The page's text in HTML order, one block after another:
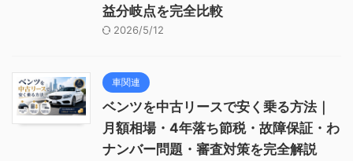
益分岐点を完全比較
2026/5/12
車関連
ベンツを中古リースで安く乗る方法｜
月額相場・4年落ち節税・故障保証・わ
ナンバー問題・審査対策を完全解説